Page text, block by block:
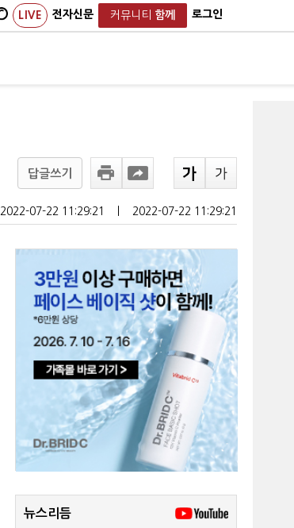
LIVE 전자신문 커뮤니티 함께 로그인
답글쓰기
2022-07-22 11:29:21 2022-07-22 11:29:21
뉴스리듬